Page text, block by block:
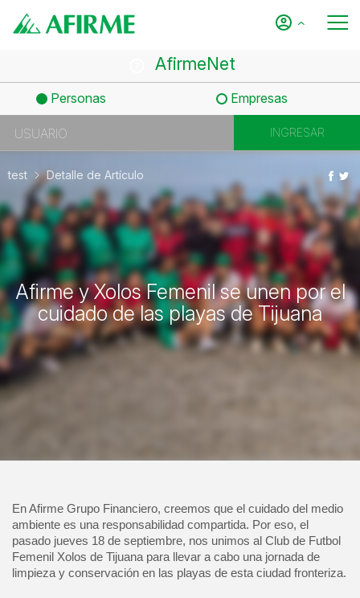
AfirmeNet
Personas Empresas
test Detalle de Artículo
Afirme y Xolos Femenil se unen por el
cuidado de las playas de Tijuana
En Afirme Grupo Financiero, creemos que el cuidado del medio
ambiente es una responsabilidad compartida. Por eso, el
pasado jueves 18 de septiembre, nos unimos al Club de Futbol
Femenil Xolos de Tijuana para llevar a cabo una jornada de
limpieza y conservación en las playas de esta ciudad fronteriza.